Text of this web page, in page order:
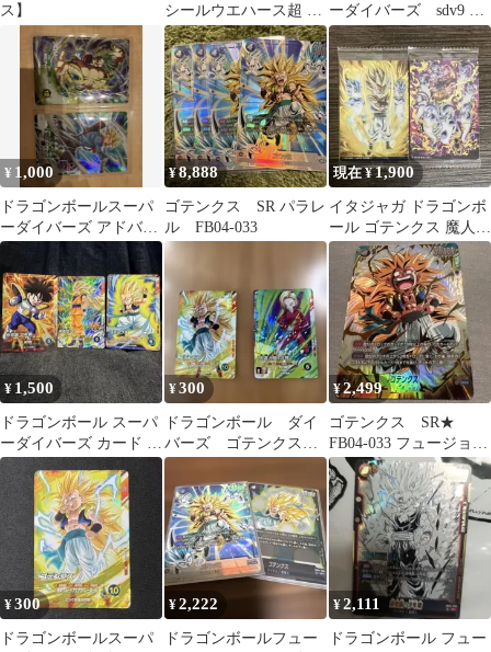
ス】
シールウエハース超 ゴ
テンクス SEC
ーダイバーズ sdv9 SR
以下 フルコンプリー
ト
¥ 1,000
ドラゴンボールスーパ
ーダイバーズ アドバン
スパック バトルオブサ
イヤン6枚セット
¥8,888
ゴテンクス SR パラレ
ル FB04-033
現在 ¥1,900
イタジャガ ドラゴンボ
ール ゴテンクス 魔人ブ
ウ SR
¥ 1,500
ドラゴンボール スーパ
ーダイバーズ カード 孫
悟空 孫悟飯 ゴテンクス
セット
¥300
ドラゴンボール ダイ
バーズ ゴテンクス
人造人間18号 SR ２
枚 セット売り
¥2,499
ゴテンクス SR★
FB04-033 フュージョン
ワールド アニバーサリ
ー
¥300
ドラゴンボールスーパ
¥2,222
ドラゴンボールフュー
¥2,111
ドラゴンボール フュー